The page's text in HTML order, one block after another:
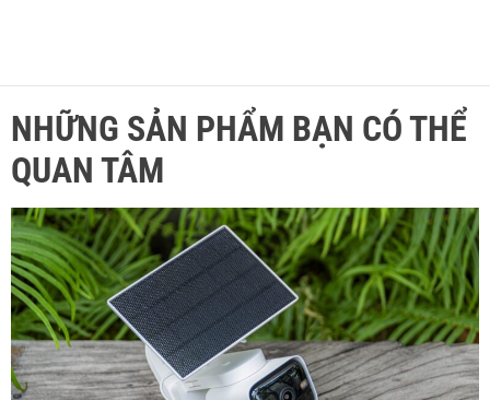
NHỮNG SẢN PHẨM BẠN CÓ THỂ
QUAN TÂM